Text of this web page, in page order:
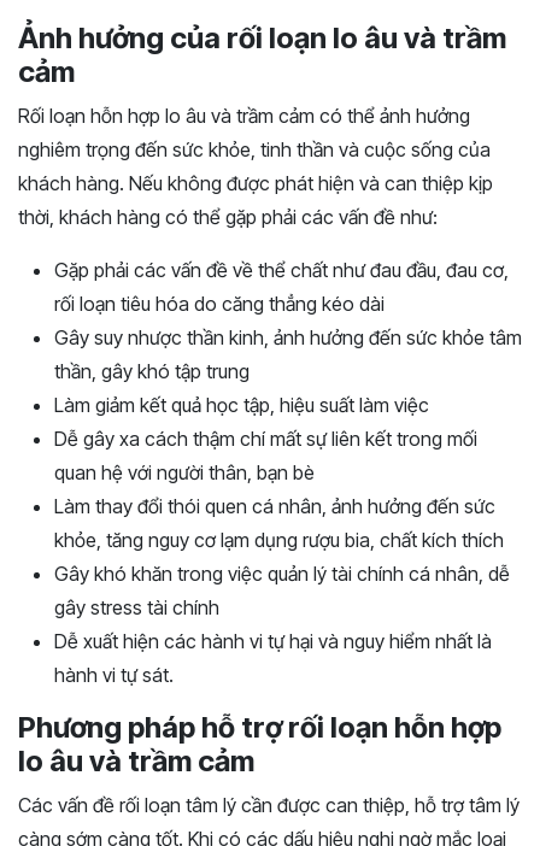
Ảnh hưởng của rối loạn lo âu và trầm
cảm
Rối loạn hỗn hợp lo âu và trầm cảm có thể ảnh hưởng
nghiêm trọng đến sức khỏe, tinh thần và cuộc sống của
khách hàng. Nếu không được phát hiện và can thiệp kịp
thời, khách hàng có thể gặp phải các vấn đề như:
Gặp phải các vấn đề về thể chất như đau đầu, đau cơ,
rối loạn tiêu hóa do căng thẳng kéo dài
Gây suy nhược thần kinh, ảnh hưởng đến sức khỏe tâm
thần, gây khó tập trung
Làm giảm kết quả học tập, hiệu suất làm việc
Dễ gây xa cách thậm chí mất sự liên kết trong mối
quan hệ với người thân, bạn bè
Làm thay đổi thói quen cá nhân, ảnh hưởng đến sức
khỏe, tăng nguy cơ lạm dụng rượu bia, chất kích thích
Gây khó khăn trong việc quản lý tài chính cá nhân, dễ
gây stress tài chính
Dễ xuất hiện các hành vi tự hại và nguy hiểm nhất là
hành vi tự sát.
Phương pháp hỗ trợ rối loạn hỗn hợp
lo âu và trầm cảm
Các vấn đề rối loạn tâm lý cần được can thiệp, hỗ trợ tâm lý
càng sớm càng tốt. Khi có các dấu hiệu nghi ngờ mắc loại